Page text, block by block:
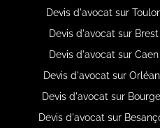
Devis d'avocat sur
Devis d'avocat sur
Devis d'avocat sur
Devis d'avocat sur
Devis d'avocat sur
Devis d'avocat sur